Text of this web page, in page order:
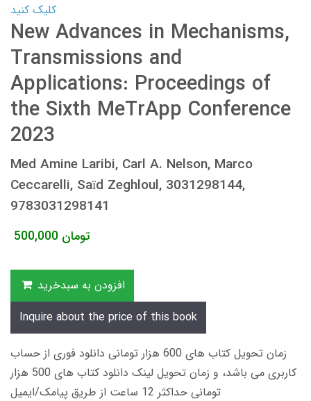
کلیک کنید
New Advances in Mechanisms,
Transmissions and
Applications: Proceedings of
the Sixth MeTrApp Conference
2023
Med Amine Laribi, Carl A. Nelson, Marco
Ceccarelli, Saïd Zeghloul, 3031298144,
9783031298141
500,000 تومان
افزودن به سبدخرید
Inquire about the price of this book
زمان تحویل کتاب های 600 هزار تومانی دانلود فوری از حساب
کاربری می باشد، و زمان تحویل لینک دانلود کتاب های 500 هزار
تومانی حداکثر 12 ساعت از طریق پیامک/ایمیل